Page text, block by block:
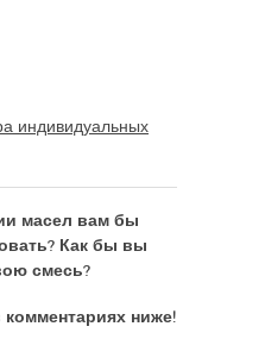
индивидуальных
масел вам бы
Как бы вы
смесь?
ниже!